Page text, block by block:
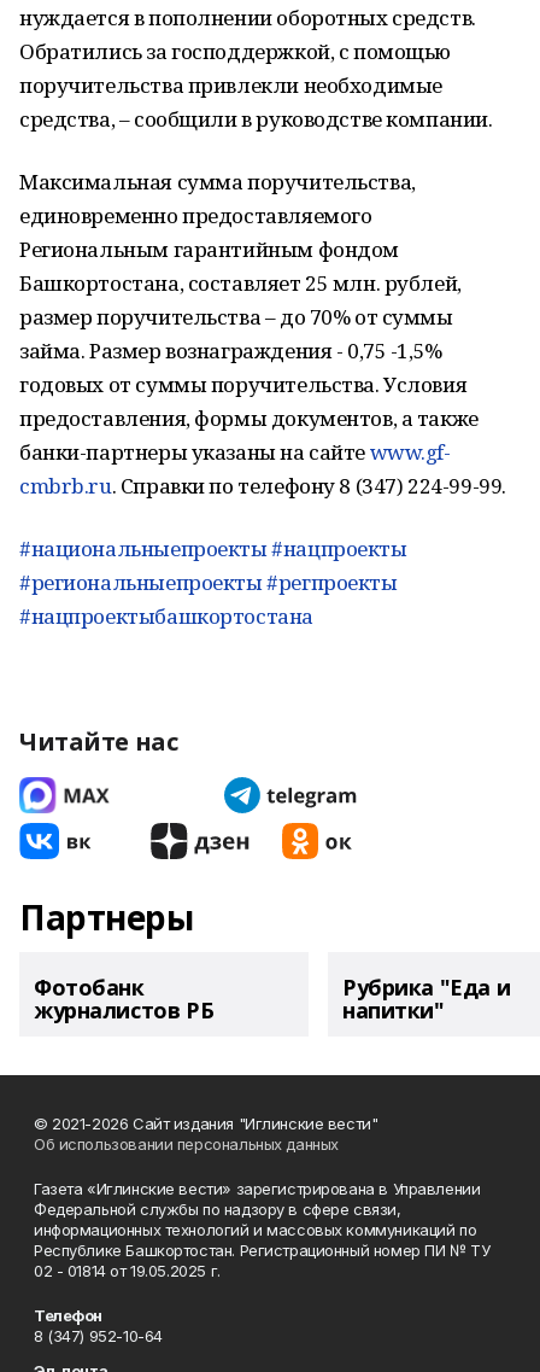
нуждается в пополнении оборотных средств.
Обратились за господдержкой, с помощью
поручительства привлекли необходимые
средства, – сообщили в руководстве компании.
Максимальная сумма поручительства,
единовременно предоставляемого
Региональным гарантийным фондом
Башкортостана, составляет 25 млн. рублей,
размер поручительства – до 70% от суммы
займа. Размер вознаграждения - 0,75 -1,5%
годовых от суммы поручительства. Условия
предоставления, формы документов, а также
банки-партнеры указаны на сайтеwww.gf-
cmbrb.ru. Справки по телефону 8 (347) 224-99-99.
#национальныепроекты#нацпроекты
#региональныепроекты#регпроекты
#нацпроектыбашкортостана
Читайте нас
Партнеры
Фотобанк
журналистов РБ
Рубрика "Еда и
напитки"
© 2021-2026 Сайт издания "Иглинские вести"
Об использовании персональных данных
Газета «Иглинские вести» зарегистрирована в Управлении
Федеральной службы по надзору в сфере связи,
информационных технологий и массовых коммуникаций по
Республике Башкортостан. Регистрационный номер ПИ № ТУ
02 - 01814 от 19.05.2025 г.
Телефон
8 (347) 952-10-64